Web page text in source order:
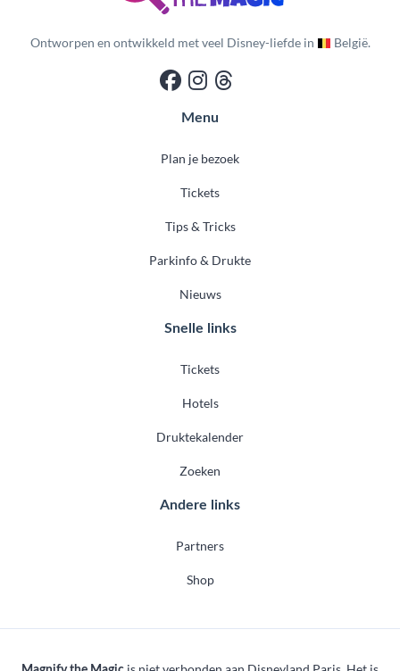
Ontworpen en ontwikkeld met veel Disney-liefde in België.
Menu
Plan je bezoek
Tickets
Tips & Tricks
Parkinfo & Drukte
Nieuws
Snelle links
Tickets
Hotels
Druktekalender
Zoeken
Andere links
Partners
Shop